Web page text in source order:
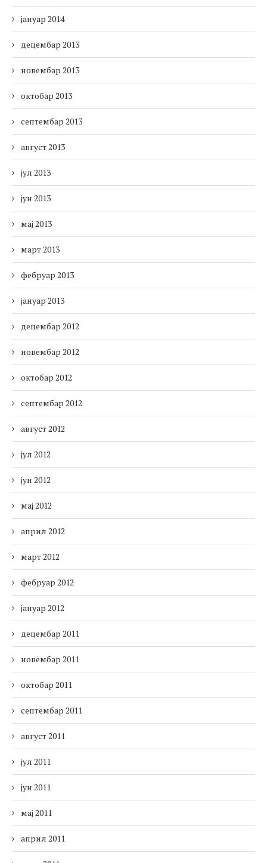
јануар 2014
децембар 2013
новембар 2013
октобар 2013
септембар 2013
август 2013
јул 2013
јун 2013
мај 2013
март 2013
фебруар 2013
јануар 2013
децембар 2012
новембар 2012
октобар 2012
септембар 2012
август 2012
јул 2012
јун 2012
мај 2012
април 2012
март 2012
фебруар 2012
јануар 2012
децембар 2011
новембар 2011
октобар 2011
септембар 2011
август 2011
јул 2011
јун 2011
мај 2011
април 2011